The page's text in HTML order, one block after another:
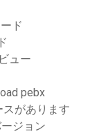
ド
ュー
pebx
があります
ジョン